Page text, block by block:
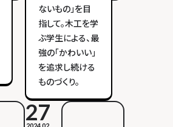
ないもの」を目
指して。木工を学
ぶ学生による、最
強の「かわいい」
を追求し続ける
ものづくり。
27